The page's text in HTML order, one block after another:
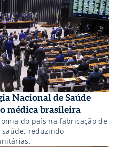
Nacional de Saúde
médica brasileira
do país na fabricação de
reduzindo